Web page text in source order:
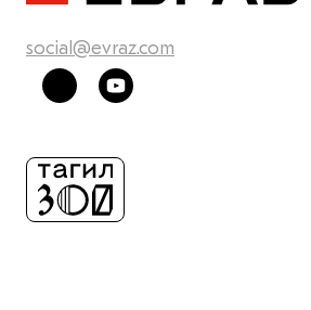
social@evraz.com